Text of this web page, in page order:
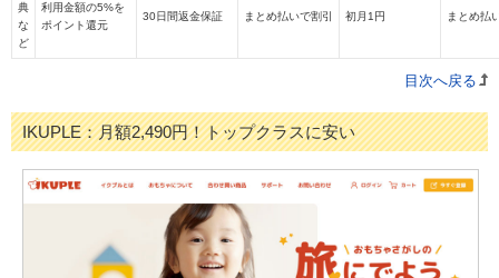
典
な
ど
利用金額の5%を
ポイント還元
30日間返金保証 まとめ払いで割引 初月1円 まとめ払
目次へ戻る
IKUPLE：月額2,490円！トップクラスに安い